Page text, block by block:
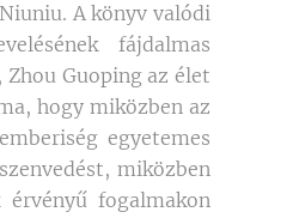
A könyv valódi
fájdalmas
Guoping az élet
hogy miközben az
egyetemes
miközben
fogalmakon